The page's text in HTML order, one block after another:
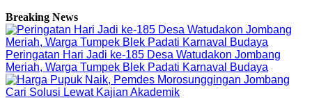
Breaking News
Peringatan Hari Jadi ke-185 Desa Watudakon Jombang
Meriah, Warga Tumpek Blek Padati Karnaval Budaya